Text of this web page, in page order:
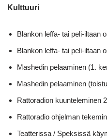
Kulttuuri
Blankon leffa- tai peli-iltaan
Blankon leffa- tai peli-iltaan
Mashedin pelaaminen (1.
Mashedin pelaaminen
Rattoradion kuunteleminen
Rattoradio ohjelman
Teatterissa / Speksissä